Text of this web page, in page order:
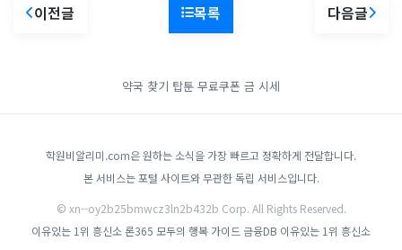
이전글 목록 다음글
약국 찾기 탑툰 무료쿠폰 금 시세
학원비알리미.com은 원하는 소식을 가장 빠르고 정확하게 전달합니다.
본 서비스는 포털 사이트와 무관한 독립 서비스입니다.
© xn--oy2b25bmwcz3ln2b432b Corp. All Rights Reserved.
이유있는 1위 흥신소론365 모두의 행복 가이드 금융DB 이유있는 1위 흥신소